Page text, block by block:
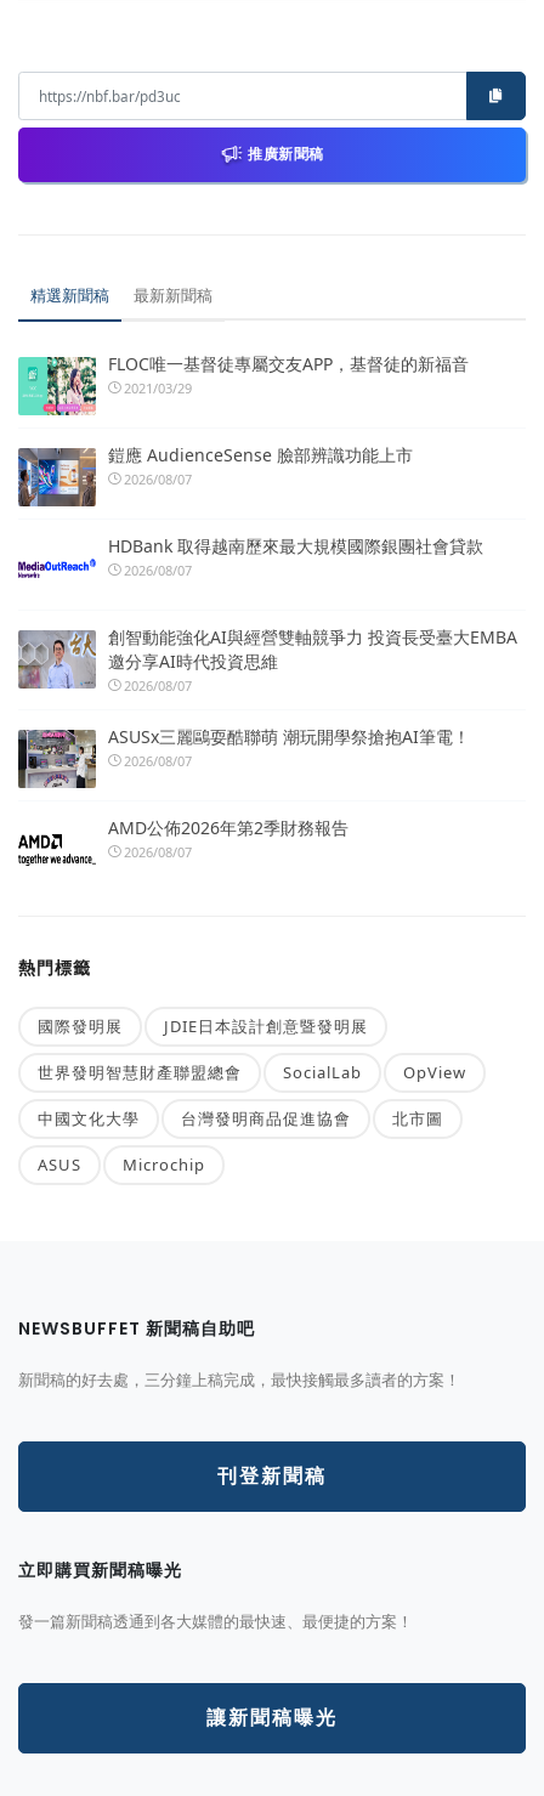
推廣新聞稿
精選新聞稿 最新新聞稿
FLOC唯一基督徒專屬交友APP，基督徒的新福音
2021/03/29
鎧應 AudienceSense 臉部辨識功能上市
2026/08/07
HDBank 取得越南歷來最大規模國際銀團社會貸款
2026/08/07
創智動能強化AI與經營雙軸競爭力 投資長受臺大EMBA
邀分享AI時代投資思維
2026/08/07
ASUSx三麗鷗耍酷聯萌 潮玩開學祭搶抱AI筆電！
2026/08/07
AMD公佈2026年第2季財務報告
2026/08/07
熱門標籤
國際發明展 JDIE日本設計創意暨發明展
世界發明智慧財產聯盟總會 SocialLab OpView
中國文化大學 台灣發明商品促進協會 北市圖
ASUS Microchip
NEWSBUFFET 新聞稿自助吧
新聞稿的好去處，三分鐘上稿完成，最快接觸最多讀者的方案！
刊登新聞稿
立即購買新聞稿曝光
發一篇新聞稿透通到各大媒體的最快速、最便捷的方案！
讓新聞稿曝光